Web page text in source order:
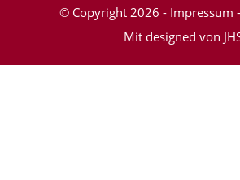
© Copyright 2026 - Impressum -
Mit designed von